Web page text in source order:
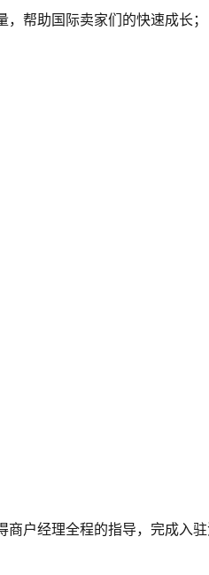
帮助国际卖家们的快速成长；
商户经理全程的指导，完成入